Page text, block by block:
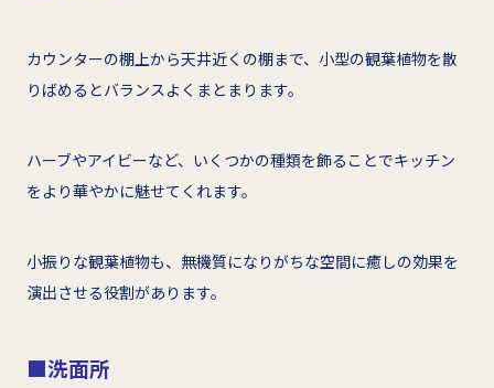
カウンターの棚上から天井近くの棚まで、小型の観葉植物を散
りばめるとバランスよくまとまります。
ハーブやアイビーなど、いくつかの種類を飾ることでキッチン
をより華やかに魅せてくれます。
小振りな観葉植物も、無機質になりがちな空間に癒しの効果を
演出させる役割があります。
■洗面所